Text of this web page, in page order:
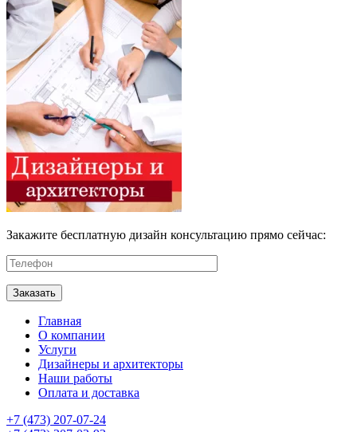
Закажите бесплатную дизайн консультацию прямо сейчас:
Главная
О компании
Услуги
Дизайнеры и архитекторы
Наши работы
Оплата и доставка
+7 (473) 207-07-24